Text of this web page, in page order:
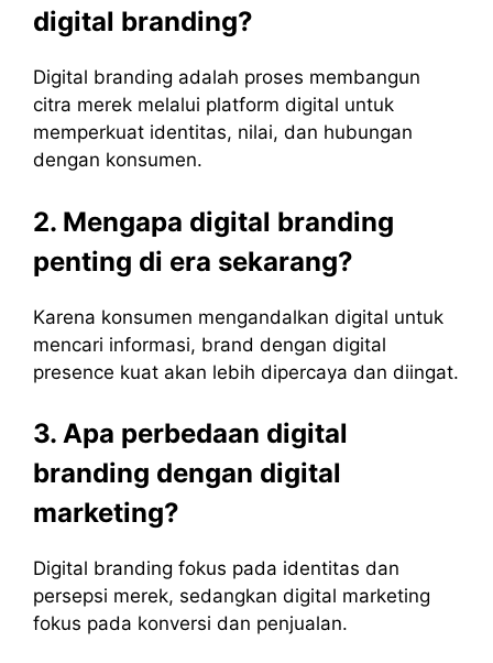
digital branding?
Digital branding adalah proses membangun
citra merek melalui platform digital untuk
memperkuat identitas, nilai, dan hubungan
dengan konsumen.
2. Mengapa digital branding
penting di era sekarang?
Karena konsumen mengandalkan digital untuk
mencari informasi, brand dengan digital
presence kuat akan lebih dipercaya dan diingat.
3. Apa perbedaan digital
branding dengan digital
marketing?
Digital branding fokus pada identitas dan
persepsi merek, sedangkan digital marketing
fokus pada konversi dan penjualan.